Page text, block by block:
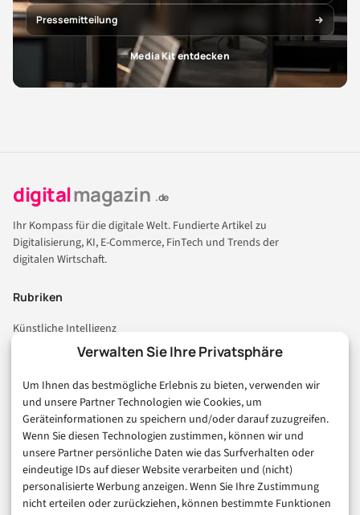
Verwalten Sie Ihre Privatsphäre
Um Ihnen das bestmögliche Erlebnis zu bieten, verwenden wir
und unsere Partner Technologien wie Cookies, um
Geräteinformationen zu speichern und/oder darauf zuzugreifen.
Wenn Sie diesen Technologien zustimmen, können wir und
unsere Partner persönliche Daten wie das Surfverhalten oder
eindeutige IDs auf dieser Website verarbeiten und (nicht)
personalisierte Werbung anzeigen. Wenn Sie Ihre Zustimmung
nicht erteilen oder zurückziehen, können bestimmte Funktionen
Pressemitteilung
Media Kit entdecken
digitalmagazin .de
Ihr Kompass für die digitale Welt. Fundierte Artikel zu
Digitalisierung, KI, E-Commerce, FinTech und Trends der
digitalen Wirtschaft.
Rubriken
Künstliche Intelligenz
Technologie & IT
Consumer & Digital Life
Marketing
Finanzen & FinTech
Business & Karriere
Sicherheit & Recht
Digitalisierung